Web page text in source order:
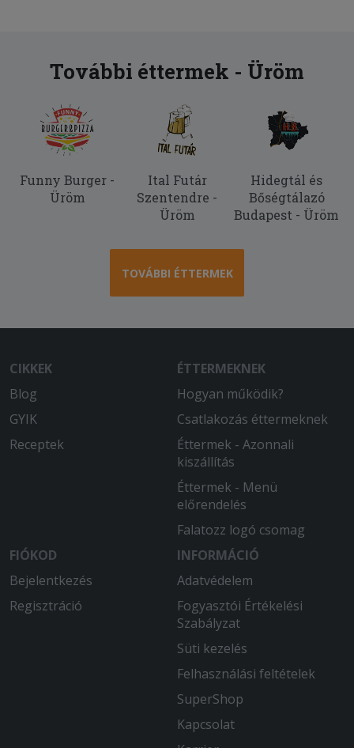
és kiváló volt az egész tál.
Nagyon bőséges és finom az étel.
Mindenkinek ajánlom.
Nem szokott baj lenni csak ha fizetős
köretet kérek, nem azon az 500fton
múlik de ha már kifizetem hogy az egyik
akkor ne 2 rizst kapjak már... Mert néha
néha beprobalkozok de mindig rafazok
Minden rendben volt, még meleg is,
finom is és precíz volt a csomagolás is!
Nagyon finom volt,Köszönöm!Minden
rendben volt. Gyors szállítás )
További éttermek - Üröm
Funny Burger -
Üröm
Ital Futár
Szentendre -
Üröm
Hidegtál és
Bőségtálazó
Budapest - Üröm
TOVÁBBI ÉTTERMEK
CIKKEK
Blog
GYIK
Receptek
ÉTTERMEKNEK
Hogyan működik?
Csatlakozás éttermeknek
Éttermek - Azonnali
kiszállítás
Éttermek - Menü
előrendelés
Falatozz logó csomag
FIÓKOD
Bejelentkezés
Regisztráció
INFORMÁCIÓ
Adatvédelem
Fogyasztói Értékelési
Szabályzat
Süti kezelés
Felhasználási feltételek
SuperShop
Kapcsolat